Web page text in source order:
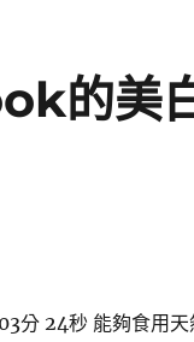
的美
分 24秒能夠食用天